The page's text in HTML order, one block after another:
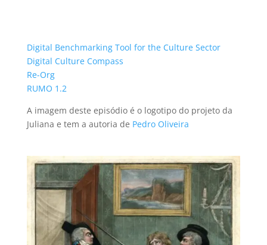
Digital Benchmarking Tool for the Culture Sector
Digital Culture Compass
Re-Org
RUMO 1.2
A imagem deste episódio é o logotipo do projeto da
Juliana e tem a autoria de Pedro Oliveira